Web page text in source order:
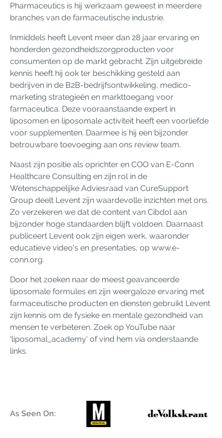
Pharmaceutics is hij werkzaam geweest in meerdere
branches van de farmaceutische industrie.
Inmiddels heeft Levent meer dan 28 jaar ervaring en
honderden gezondheidszorgproducten voor
consumenten op de markt gebracht. Zijn uitgebreide
kennis heeft hij ook ter beschikking gesteld aan
bedrijven in de B2B-bedrijfsontwikkeling, medico-
marketing strategieën en markttoegang voor
farmaceutica. Deze vooraanstaande expert in
liposomen en liposomale activiteit heeft een voorliefde
voor supplementen. Daarmee is hij een bijzonder
betrouwbare toevoeging aan ons review team.
Naast zijn positie als oprichter en COO van E-Conn
Healthcare Consulting en zijn rol in de
Wetenschappelijke Adviesraad van CureSupport
Group deelt Levent zijn waardevolle inzichten met ons.
Zo verzekeren we dat de content van Cibdol aan
bijzonder hoge standaarden blijft voldoen. Daarnaast
publiceert Levent ook zijn eigen werk, waaronder
educatieve video's en presentaties, op www.e-
conn.org.
Door het zoeken naar de meest geavanceerde
liposomale formules en zijn weergaloze ervaring met
farmaceutische producten en diensten gebruikt Levent
zijn kennis om de fysieke en mentale gezondheid van
mensen te verbeteren. Zoek op YouTube naar
'liposomal_academy' of vind hem via onderstaande
links.
As Seen On: